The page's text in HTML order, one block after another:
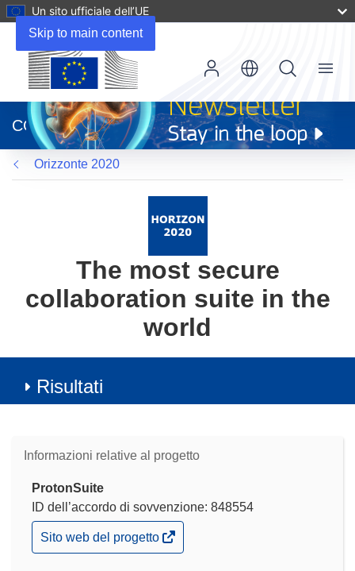
Skip to main content
Un sito ufficiale dell’UE
apre
in
una
nuova
finestra)
CORDIS
Menu
Orizzonte 2020
The most secure
collaboration suite in the
world
Risultati
Informazioni relative al progetto
ProtonSuite
ID dell’accordo di sovvenzione: 848554
(si
apre
Sito web del progetto